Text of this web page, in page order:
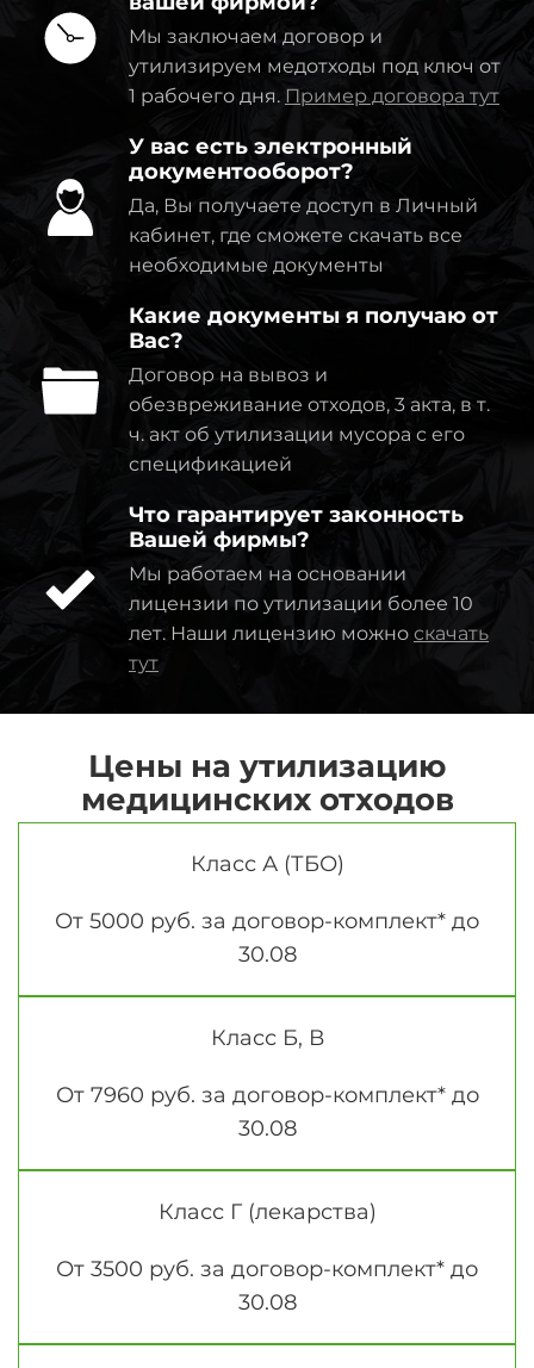
Мы заключаем договор и
утилизируем медотходы под ключ от
1 рабочего дня. Пример договора тут
У вас есть электронный
документооборот?
Да, Вы получаете доступ в Личный
кабинет, где сможете скачать все
необходимые документы
Какие документы я получаю от
Вас?
Договор на вывоз и
обезвреживание отходов, 3 акта, в т.
ч. акт об утилизации мусора с его
спецификацией
Что гарантирует законность
Вашей фирмы?
Мы работаем на основании
лицензии по утилизации более 10
лет. Наши лицензию можно скачать
тут
Цены на утилизацию
медицинских отходов
Класс А (ТБО)
От 5000 руб. за договор-комплект* до
30.08
Класс Б, В
От 7960 руб. за договор-комплект* до
30.08
Класс Г (лекарства)
От 3500 руб. за договор-комплект* до
30.08